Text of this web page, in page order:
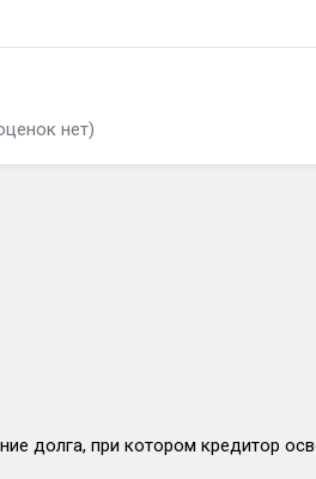
нет)
долга, при котором кредитор